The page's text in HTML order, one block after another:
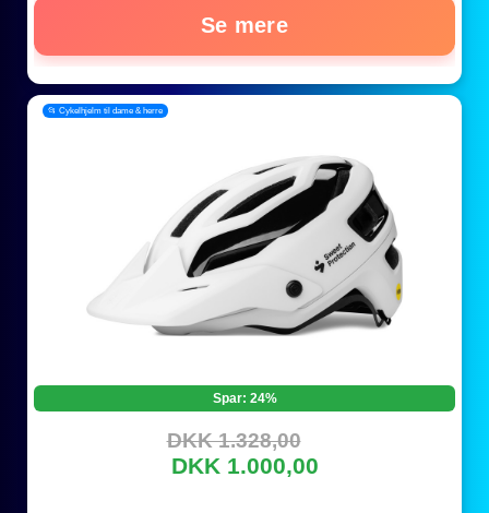
Se mere
📂 Cykelhjelm til dame & herre
Spar: 24%
DKK 1.328,00
DKK 1.000,00